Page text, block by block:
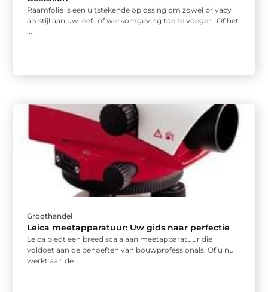
Raamfolie is een uitstekende oplossing om zowel privacy
als stijl aan uw leef- of werkomgeving toe te voegen. Of het
...
Groothandel
Leica meetapparatuur: Uw gids naar perfectie
Leica biedt een breed scala aan meetapparatuur die
voldoet aan de behoeften van bouwprofessionals. Of u nu
werkt aan de ...